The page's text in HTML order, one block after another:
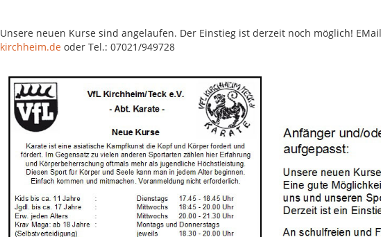
Unsere neuen Kurse sind angelaufen. Der Einstieg ist derzeit noch möglich!
kirchheim.de oder Tel.: 07021/949728